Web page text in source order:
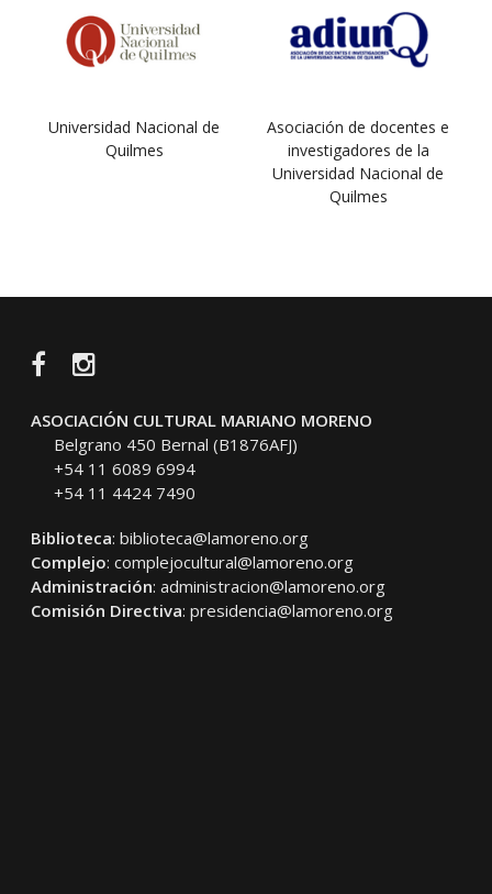
Universidad Nacional de
Quilmes
Asociación de docentes e
investigadores de la
Universidad Nacional de
Quilmes
FacebookInstagram
ASOCIACIÓN CULTURAL MARIANO MORENO
Belgrano 450 Bernal (B1876AFJ)
+54 11 6089 6994
+54 11 4424 7490
Biblioteca: biblioteca@lamoreno.org
Complejo: complejocultural@lamoreno.org
Administración: administracion@lamoreno.org
Comisión Directiva: presidencia@lamoreno.org